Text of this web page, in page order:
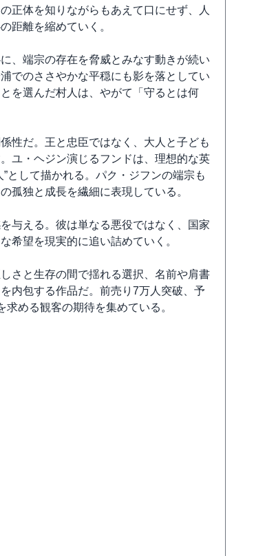
正体を知りながらもあえて口にせず、人
距離を縮めていく。
、端宗の存在を脅威とみなす動きが続い
でのささやかな平穏にも影を落としてい
を選んだ村人は、やがて「守るとは何
性だ。王と忠臣ではなく、大人と子ども
ユ・ヘジン演じるフンドは、理想的な英
として描かれる。パク・ジフンの端宗も
孤独と成長を繊細に表現している。
与える。彼は単なる悪役ではなく、国家
希望を現実的に追い詰めていく。
さと生存の間で揺れる選択、名前や肩書
内包する作品だ。前売り7万人突破、予
める観客の期待を集めている。